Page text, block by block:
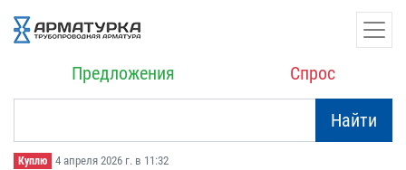
Предложения Спрос
Найти
Куплю 4 апреля 2026 г. в 11:32